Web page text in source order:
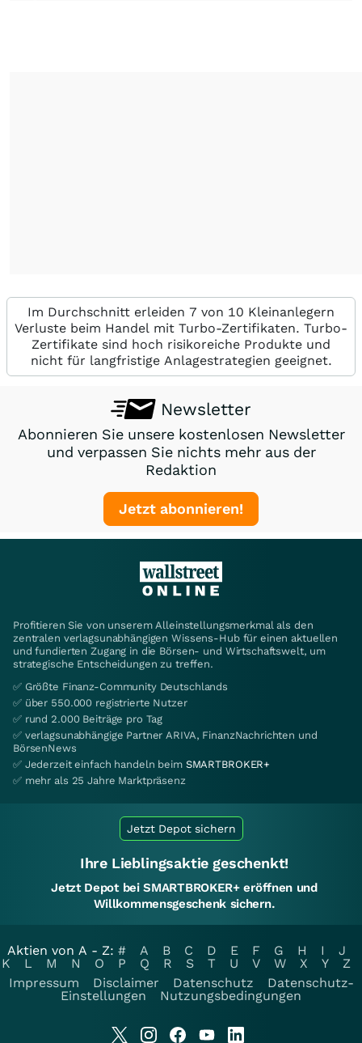
Im Durchschnitt erleiden 7 von 10 Kleinanlegern
Verluste beim Handel mit Turbo-Zertifikaten. Turbo-
Zertifikate sind hoch risikoreiche Produkte und
nicht für langfristige Anlagestrategien geeignet.
Newsletter
Abonnieren Sie unsere kostenlosen Newsletter
und verpassen Sie nichts mehr aus der
Redaktion
Jetzt abonnieren!
Profitieren Sie von unserem Alleinstellungsmerkmal als den
zentralen verlagsunabhängigen Wissens-Hub für einen aktuellen
und fundierten Zugang in die Börsen- und Wirtschaftswelt, um
strategische Entscheidungen zu treffen.
✅ Größte Finanz-Community Deutschlands
✅ über 550.000 registrierte Nutzer
✅ rund 2.000 Beiträge pro Tag
✅ verlagsunabhängige Partner ARIVA, FinanzNachrichten und
BörsenNews
✅ Jederzeit einfach handeln beim SMARTBROKER+
✅ mehr als 25 Jahre Marktpräsenz
Jetzt Depot sichern
Ihre Lieblingsaktie geschenkt!
Jetzt Depot bei SMARTBROKER+ eröffnen und
Willkommensgeschenk sichern.
Aktien von A - Z: # A B C D E F G H I
J
K
L M N O P Q R S T U V W X Y
Z
Impressum
Disclaimer Datenschutz
Datenschutz-
Einstellungen
Nutzungsbedingungen